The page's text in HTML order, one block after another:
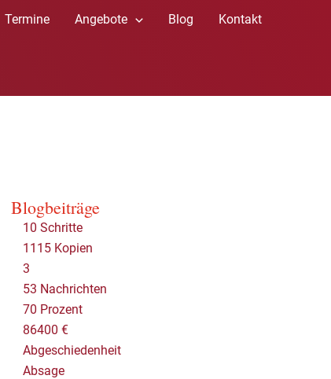
Termine Angebote Blog Kontakt
Blogbeiträge
10 Schritte
1115 Kopien
3
53 Nachrichten
70 Prozent
86400 €
Abgeschiedenheit
Absage